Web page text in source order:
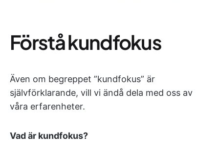
Förstå kundfokus
Även om begreppet ”kundfokus” är
självförklarande, vill vi ändå dela med oss av
våra erfarenheter.
Vad är kundfokus?